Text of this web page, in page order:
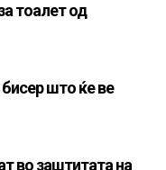
тоалет од
што ќе ве
во заштитата на